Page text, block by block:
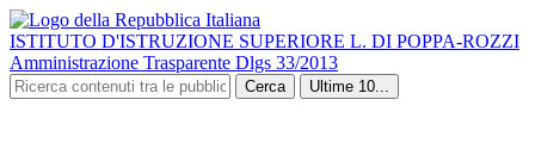
ISTITUTO D'ISTRUZIONE SUPERIORE L. DI POPPA-ROZZI
Amministrazione Trasparente Dlgs 33/2013
Cerca Ultime 10...